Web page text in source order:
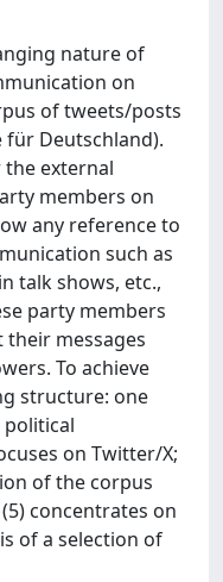
nature of
on
of tweets/posts
Deutschland).
external
members on
any reference to
such as
talk shows, etc.,
party members
messages
To achieve
structure: one
political
on Twitter/X;
of the corpus
concentrates on
of a selection of